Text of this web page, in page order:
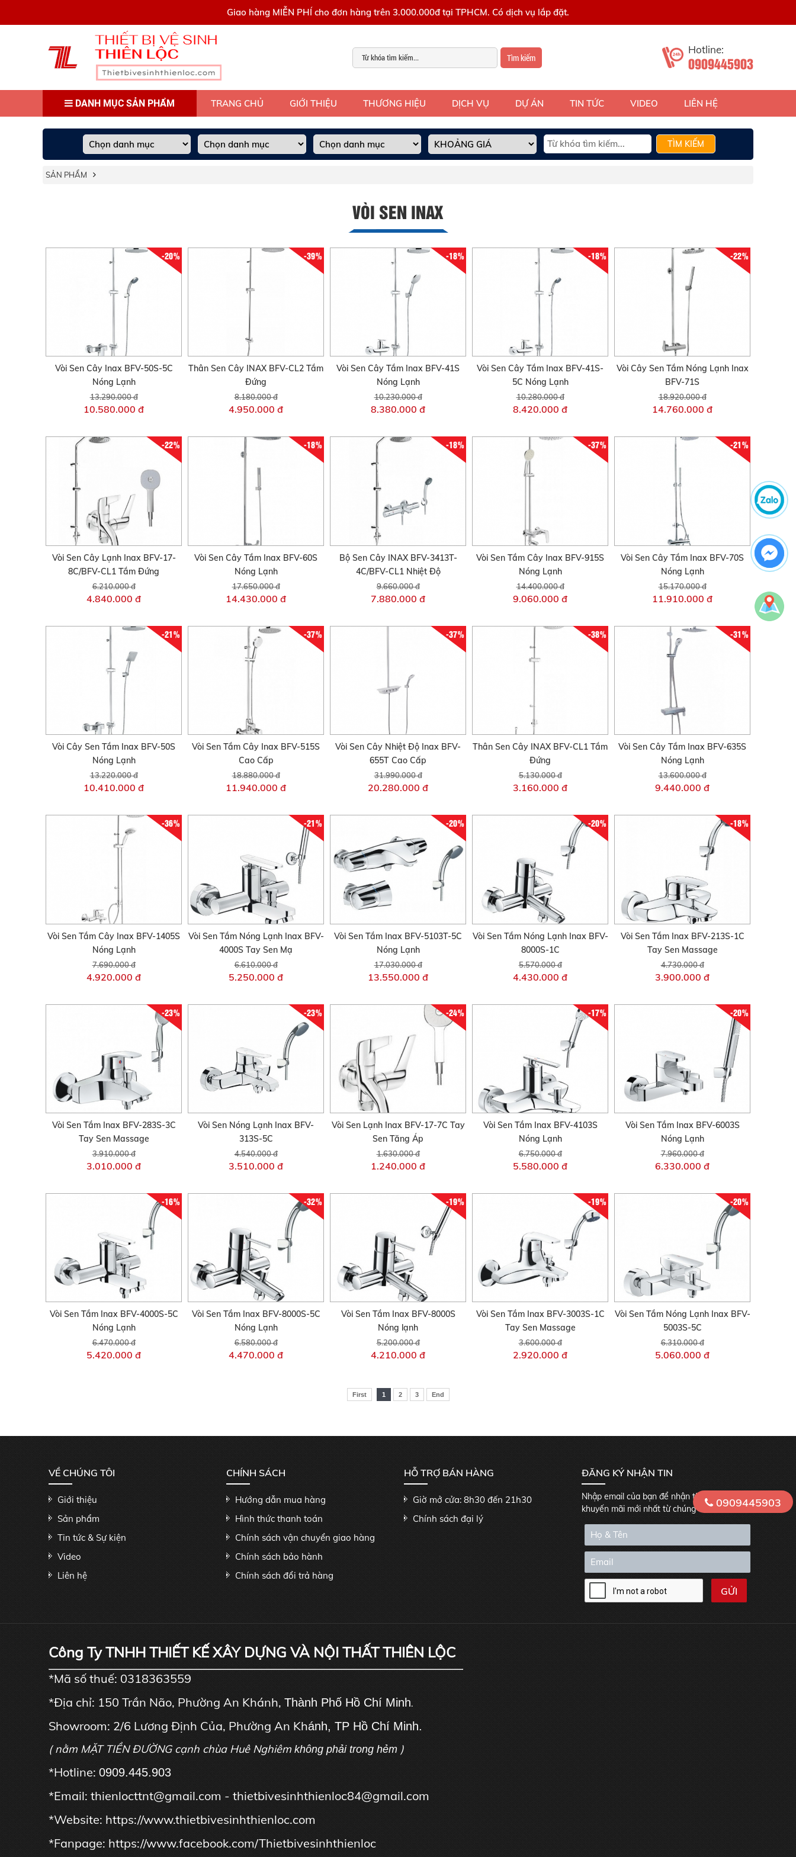
Giao hàng MIỄN PHÍ cho đơn hàng trên 3.000.000đ tại TPHCM. Có dịch vụ lắp đặt.
Tìm kiếm
Hotline:
0909445903
DANH MỤC SẢN PHẨM TRANG CHỦ GIỚI THIỆU THƯƠNG HIỆU DỊCH VỤ DỰ ÁN TIN TỨC VIDEO LIÊN HỆ
TÌM KIẾM
SẢN PHẨM
VÒI SEN INAX
-20%
Vòi Sen Cây Inax BFV-50S-5C
Nóng Lạnh
13.290.000 đ
10.580.000 đ
-39%
Thân Sen Cây INAX BFV-CL2 Tắm
Đứng
8.180.000 đ
4.950.000 đ
-18%
Vòi Sen Cây Tắm Inax BFV-41S
Nóng Lạnh
10.230.000 đ
8.380.000 đ
-18%
Vòi Sen Cây Tắm Inax BFV-41S-
5C Nóng Lạnh
10.280.000 đ
8.420.000 đ
-22%
Vòi Cây Sen Tắm Nóng Lạnh Inax
BFV-71S
18.920.000 đ
14.760.000 đ
-22%
Vòi Sen Cây Lạnh Inax BFV-17-
8C/BFV-CL1 Tắm Đứng
6.210.000 đ
4.840.000 đ
-18%
Vòi Sen Cây Tắm Inax BFV-60S
Nóng Lạnh
17.650.000 đ
14.430.000 đ
-18%
Bộ Sen Cây INAX BFV-3413T-
4C/BFV-CL1 Nhiệt Độ
9.660.000 đ
7.880.000 đ
-37%
Vòi Sen Tắm Cây Inax BFV-915S
Nóng Lạnh
14.400.000 đ
9.060.000 đ
-21%
Vòi Sen Cây Tắm Inax BFV-70S
Nóng Lạnh
15.170.000 đ
11.910.000 đ
-21%
Vòi Cây Sen Tắm Inax BFV-50S
Nóng Lạnh
13.220.000 đ
10.410.000 đ
-37%
Vòi Sen Tắm Cây Inax BFV-515S
Cao Cấp
18.880.000 đ
11.940.000 đ
-37%
Vòi Sen Cây Nhiệt Độ Inax BFV-
655T Cao Cấp
31.990.000 đ
20.280.000 đ
-38%
Thân Sen Cây INAX BFV-CL1 Tắm
Đứng
5.130.000 đ
3.160.000 đ
-31%
Vòi Sen Cây Tắm Inax BFV-635S
Nóng Lạnh
13.600.000 đ
9.440.000 đ
-36%
Vòi Sen Tắm Cây Inax BFV-1405S
Nóng Lạnh
7.690.000 đ
4.920.000 đ
-21%
Vòi Sen Tắm Nóng Lạnh Inax BFV-
4000S Tay Sen Mạ
6.610.000 đ
5.250.000 đ
-20%
Vòi Sen Tắm Inax BFV-5103T-5C
Nóng Lạnh
17.030.000 đ
13.550.000 đ
-20%
Vòi Sen Tắm Nóng Lạnh Inax BFV-
8000S-1C
5.570.000 đ
4.430.000 đ
-18%
Vòi Sen Tắm Inax BFV-213S-1C
Tay Sen Massage
4.730.000 đ
3.900.000 đ
-23%
Vòi Sen Tắm Inax BFV-283S-3C
Tay Sen Massage
3.910.000 đ
3.010.000 đ
-23%
Vòi Sen Nóng Lạnh Inax BFV-
313S-5C
4.540.000 đ
3.510.000 đ
-24%
Vòi Sen Lạnh Inax BFV-17-7C Tay
Sen Tăng Áp
1.630.000 đ
1.240.000 đ
-17%
Vòi Sen Tắm Inax BFV-4103S
Nóng Lạnh
6.750.000 đ
5.580.000 đ
-20%
Vòi Sen Tắm Inax BFV-6003S
Nóng Lạnh
7.960.000 đ
6.330.000 đ
-16%
Vòi Sen Tắm Inax BFV-4000S-5C
Nóng Lạnh
6.470.000 đ
5.420.000 đ
-32%
Vòi Sen Tắm Inax BFV-8000S-5C
Nóng Lạnh
6.580.000 đ
4.470.000 đ
-19%
Vòi Sen Tắm Inax BFV-8000S
Nóng lạnh
5.200.000 đ
4.210.000 đ
-19%
Vòi Sen Tắm Inax BFV-3003S-1C
Tay Sen Massage
3.600.000 đ
2.920.000 đ
-20%
Vòi Sen Tắm Nóng Lạnh Inax BFV-
5003S-5C
6.310.000 đ
5.060.000 đ
First 1 2 3 End
VỀ CHÚNG TÔI
Giới thiệu
Sản phẩm
Tin tức & Sự kiện
Video
Liên hệ
CHÍNH SÁCH
Hướng dẫn mua hàng
Hình thức thanh toán
Chính sách vận chuyển giao hàng
Chính sách bảo hành
Chính sách đổi trả hàng
HỖ TRỢ BÁN HÀNG
Giờ mở cửa: 8h30 đến 21h30
Chính sách đại lý
ĐĂNG KÝ NHẬN TIN
Nhập email của bạn để nhận thông tin
khuyến mãi mới nhất từ chúng tôi
Công Ty TNHH THIẾT KẾ XÂY DỰNG VÀ NỘI THẤT THIÊN LỘC
*Mã số thuế: 0318363559
*Địa chỉ: 150 Trần Não, Phường An Khánh, Thành Phố Hồ Chí Minh.
Showroom: 2/6 Lương Định Của, Phường An Khánh, TP Hồ Chí Minh.
( nằm MẶT TIỀN ĐƯỜNG cạnh chùa Huê Nghiêm không phải trong hẻm )
*Hotline: 0909.445.903
*Email: thienlocttnt@gmail.com - thietbivesinhthienloc84@gmail.com
*Website: https://www.thietbivesinhthienloc.com
*Fanpage: https://www.facebook.com/Thietbivesinhthienloc
0909445903